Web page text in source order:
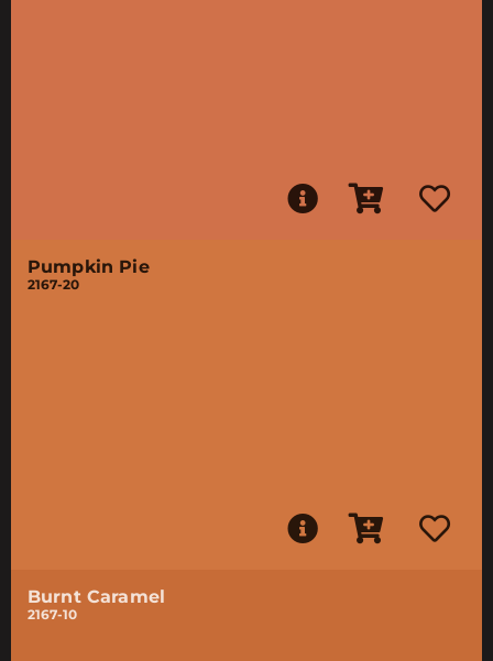
Pumpkin Pie
2167-20
Burnt Caramel
2167-10